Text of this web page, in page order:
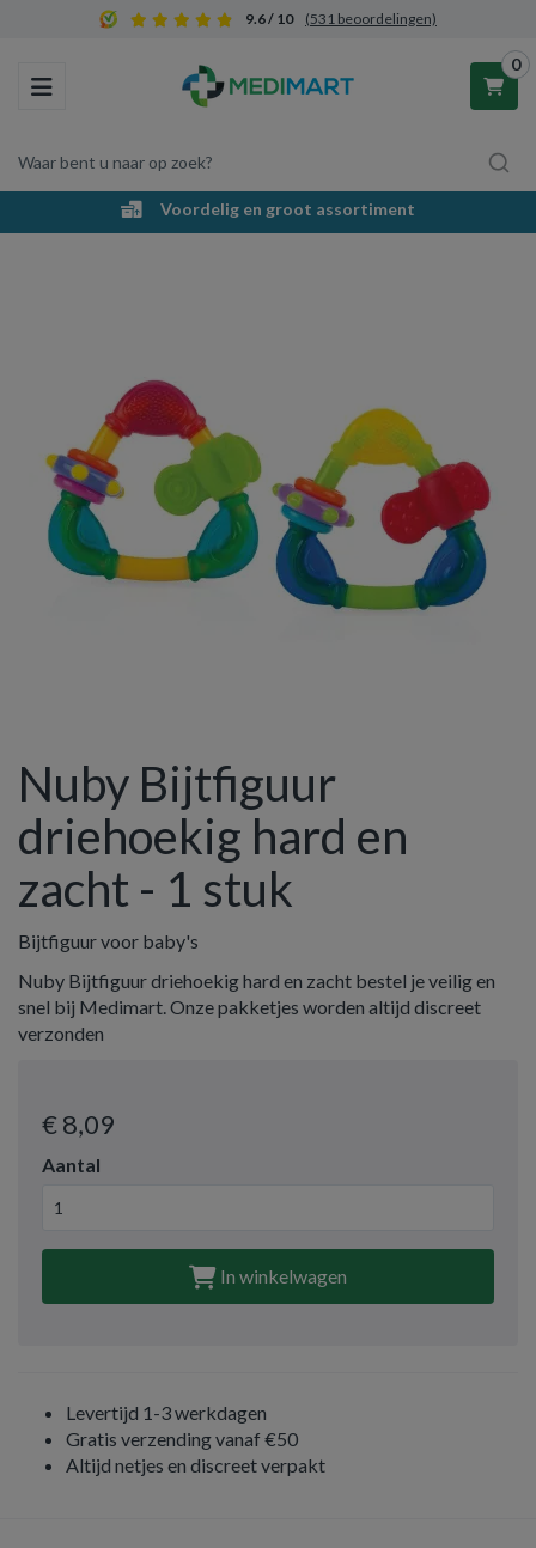
9.6 / 10 (531 beoordelingen)
Toggle navigation
Waar bent u naar op zoek?
0
Winkelwagen
Voordelig en groot assortiment
Nuby Bijtfiguur
driehoekig hard en
zacht - 1 stuk
Bijtfiguur voor baby's
Nuby Bijtfiguur driehoekig hard en zacht bestel je veilig en
snel bij Medimart. Onze pakketjes worden altijd discreet
verzonden
€ 8,09
Aantal
In winkelwagen
Levertijd 1-3 werkdagen
Gratis verzending vanaf €50
Altijd netjes en discreet verpakt